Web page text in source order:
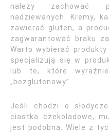
należy zachować
nadziewanych. Kremy,
zawierać gluten, a
zagwarantować braku
Warto wybierać
specjalizują się w
lub te, które
„bezglutenowy”.
Jeśli chodzi o
ciastka czekoladowe,
jest podobna. Wiele z